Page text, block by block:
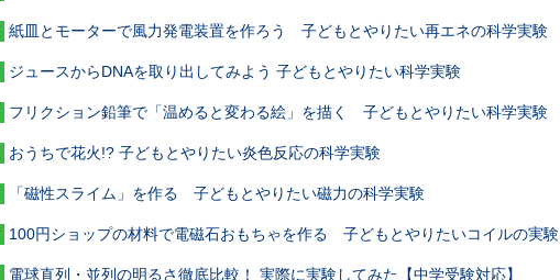
紙皿とモーターで風力発電装置を作ろう 子どもとやりたい再エネの科学実験
ジュースからDNAを取り出してみよう 子どもとやりたい科学実験
フリクション鉛筆で「温めると変わる絵」を描く 子どもとやりたい科学実験
おうちで花火!? 子どもとやりたい炎色反応の科学実験
「磁性スライム」を作る 子どもとやりたい磁力の科学実験
100円ショップの材料で電磁石おもちゃを作る 子どもとやりたいコイルの実験
電球直列・並列の明るさ徹底比較！ 実際に実験してみた【中学受験対応】